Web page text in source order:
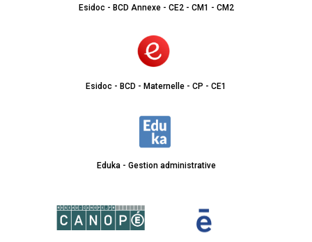
Esidoc - BCD Annexe - CE2 - CM1 - CM2
Esidoc - BCD - Maternelle - CP - CE1
Eduka - Gestion administrative